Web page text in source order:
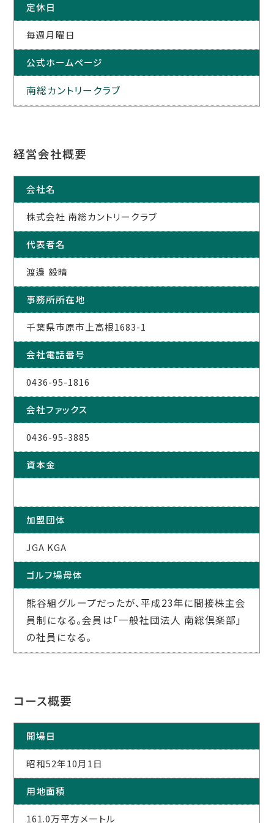
定休日
毎週月曜日
公式ホームページ
南総カントリークラブ
経営会社概要
会社名
株式会社 南総カントリークラブ
代表者名
渡邉 毅晴
事務所所在地
千葉県市原市上高根1683-1
会社電話番号
0436-95-1816
会社ファックス
0436-95-3885
資本金
加盟団体
JGA KGA
ゴルフ場母体
熊谷組グループだったが、平成23年に間接株主会
員制になる。会員は「一般社団法人 南総倶楽部」
の社員になる。
コース概要
開場日
昭和52年10月1日
用地面積
161.0万平方メートル